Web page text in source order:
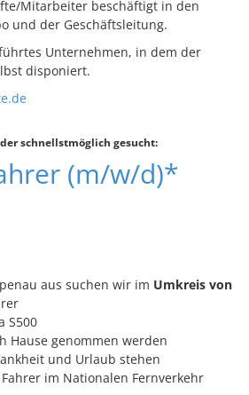
Mitarbeiter beschäftigt in den
und der Geschäftsleitung.
Unternehmen, in dem der
disponiert.
schnellstmöglich gesucht:
(m/w/d)*
aus suchen wir im Umkreis von
S500
Hause genommen werden
und Urlaub stehen
im Nationalen Fernverkehr